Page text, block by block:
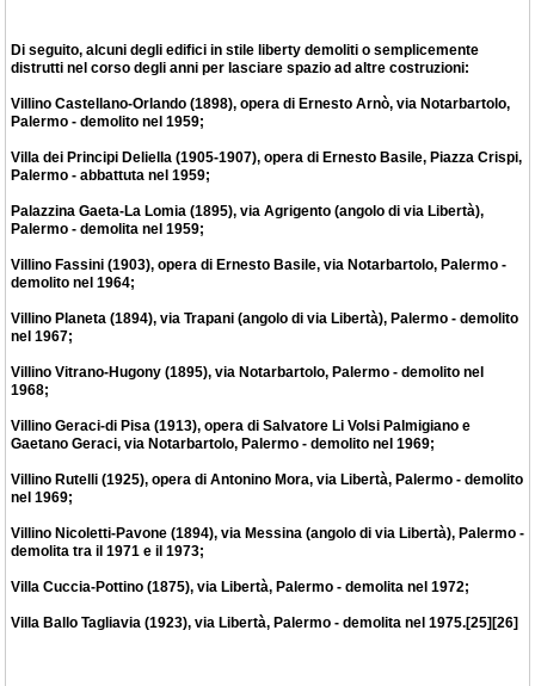
Di seguito, alcuni degli edifici in stile liberty demoliti o semplicemente
distrutti nel corso degli anni per lasciare spazio ad altre costruzioni:
Villino Castellano-Orlando (1898), opera di Ernesto Arnò, via Notarbartolo,
Palermo - demolito nel 1959;
Villa dei Principi Deliella (1905-1907), opera di Ernesto Basile, Piazza Crispi,
Palermo - abbattuta nel 1959;
Palazzina Gaeta-La Lomia (1895), via Agrigento (angolo di via Libertà),
Palermo - demolita nel 1959;
Villino Fassini (1903), opera di Ernesto Basile, via Notarbartolo, Palermo -
demolito nel 1964;
Villino Planeta (1894), via Trapani (angolo di via Libertà), Palermo - demolito
nel 1967;
Villino Vitrano-Hugony (1895), via Notarbartolo, Palermo - demolito nel
1968;
Villino Geraci-di Pisa (1913), opera di Salvatore Li Volsi Palmigiano e
Gaetano Geraci, via Notarbartolo, Palermo - demolito nel 1969;
Villino Rutelli (1925), opera di Antonino Mora, via Libertà, Palermo - demolito
nel 1969;
Villino Nicoletti-Pavone (1894), via Messina (angolo di via Libertà), Palermo -
demolita tra il 1971 e il 1973;
Villa Cuccia-Pottino (1875), via Libertà, Palermo - demolita nel 1972;
Villa Ballo Tagliavia (1923), via Libertà, Palermo - demolita nel 1975.[25][26]